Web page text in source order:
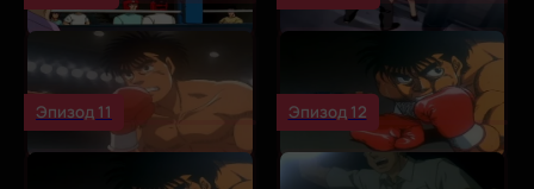
Эпизод 11 Эпизод 12